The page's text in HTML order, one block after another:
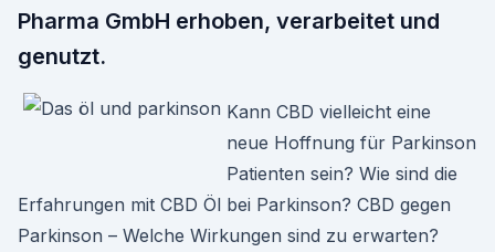
Pharma GmbH erhoben, verarbeitet und
genutzt.
Kann CBD vielleicht eine
neue Hoffnung für Parkinson
Patienten sein? Wie sind die
Erfahrungen mit CBD Öl bei Parkinson? CBD gegen
Parkinson – Welche Wirkungen sind zu erwarten?